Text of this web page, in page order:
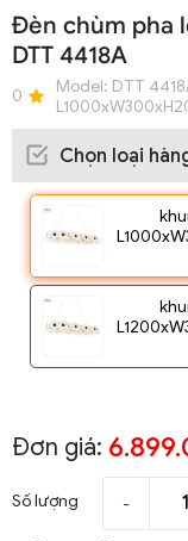
Đèn chùm pha
DTT 4418A
0 Model: DTT
Chọn loại
Đơn giá:
Số lượng -